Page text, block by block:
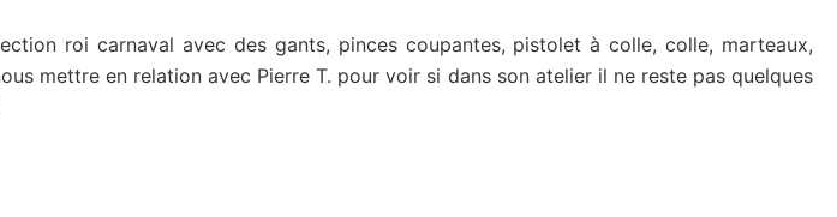
roi carnaval avec des gants, pinces coupantes, pistolet à colle, colle, marteaux,
mettre en relation avec Pierre T. pour voir si dans son atelier il ne reste pas quelques